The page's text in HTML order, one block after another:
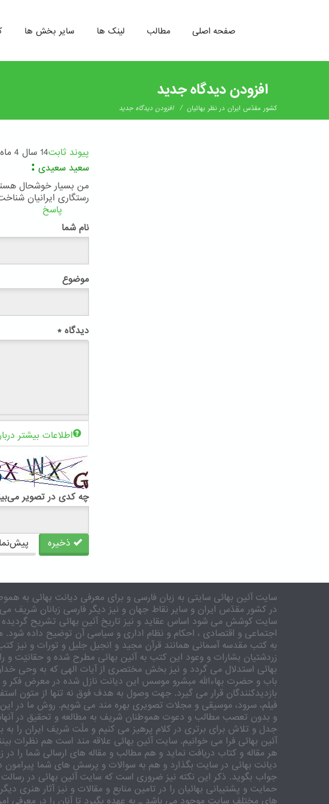
رفتن
سایر بخش ها لینک ها مطالب صفحه اصلی
افزودن دیدگاه جدید
کشور مقدّس ایران در نظر بهائیان / افزودن دیدگاه جدید
پیوند ثابت14 سال 4 ماه پیش
سعید سعیدی :
من بسیار خوشحال
رستگاری ایرانیان
پاسخ
نام شما
موضوع
دیدگاه *
اطلاعات بیشتر
چه کدی در تصویر
ذخیره
سایت آئین بهائی سایتی به زبان فارسی و برای معرفی دیانت بهائی به
در کشور مقدّس ایران و سایر نقاط جهان و نیز دیگر فارسی زبانان شریف
سایت کوشش می شود اساس عقاید و نیز تاریخ آئین بهائی تشریح گردیده
اجتماعی و اقتصادی ، احکام و نظام اداری و سیاسی آن توضیح داده شود.
به کتب مقدسه آسمانی همانند قرآن مجید و انجیل جلیل و تورات و نیز
زردشتیان بشارات و وعود این کتب به آئین بهائی مطرح شده و حقانیّت و
بهائی استدلال می گردد و نیز بخش مختصری از آیات الهی که به وحی
باب و حضرت بهاءالله مبشرو موسس این دیانت نازل شده در معرض فکر و
بازدیدکنندگان قرار می گیرد. جهت وصول به هدف فوق نه تنها از متون
فیلم، سرود، موسیقی و مجلات تصویری بهره مند می شویم. روش ما در این
و بدون تعصب مطالب و دعوت هموطنان شریف به مطالعه و تحقیق در
جدل و تلاش برای برتری در کلام پرهیز می کنیم و ملّت شریف ایران را به
آئین بهائی فرا می خوانیم. سایت آئین بهائی علاقه مند است هم نظرات
هر مقاله و کتاب دریافت نماید و هم مطالب و مقاله های ارسالی شما را در
دیانت بهائی در سایت بگذارد و هم به سوالات و پرسش های شما پیرامون
جواب بگوید. ذکر این نکته نیز ضروری است که سایت آئین بهائی در
حمایت و پشتیبانی بهائیان را در تامین منابع و مقالات و نیز آثار هنری
های مختلف سایت موجود می باشد ـ به عهده بگیرد تا آنان را در معرفی